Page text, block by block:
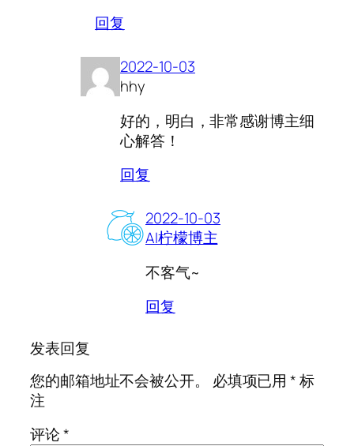
回复
2022-10-03
hhy
好的，明白，非常感谢博主细
心解答！
回复
2022-10-03
AI柠檬博主
不客气~
回复
发表回复
您的邮箱地址不会被公开。
必填项已用*标
注
评论*